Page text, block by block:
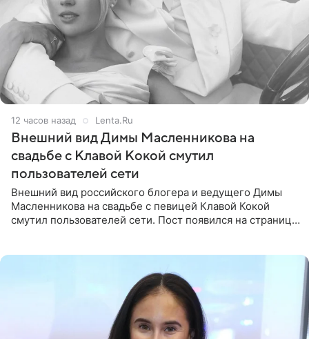
12 часов назад Lenta.Ru
Внешний вид Димы Масленникова на
свадьбе с Клавой Кокой смутил
пользователей сети
Внешний вид российского блогера и ведущего Димы
Масленникова на свадьбе с певицей Клавой Кокой
смутил пользователей сети. Пост появился на странице